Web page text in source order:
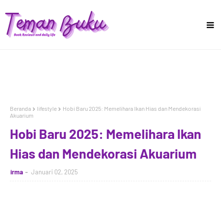
Beranda lifestyle
Hobi Baru 2025: Memelihara Ikan Hias dan Mendekorasi
Akuarium
Hobi Baru 2025: Memelihara Ikan
Hias dan Mendekorasi Akuarium
irma Januari 02, 2025